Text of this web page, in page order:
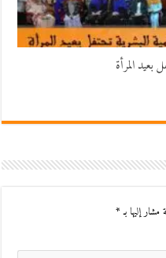
بعيد المرأة
مشار إليها بـ*